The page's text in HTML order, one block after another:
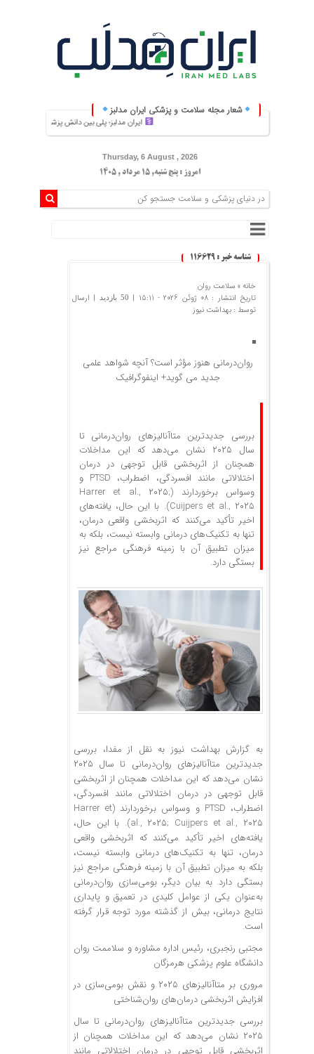
شعار مجله سلامت و پزشکی ایران مدلبز
ایران مدلبز؛ پلی بین دانش پزشکی و زندگی روزمره
Thursday, 6 August , 2026
امروز : پنج شنبه, ۱۵ مرداد , ۱۴۰۵
شناسه خبر : 116629
خانه » سلامت روان
تاریخ انتشار : 08 ژوئن 2026 - 15:11 |
50 بازدید
| ارسال
توسط : بهداشت نیوز
روان‌درمانی هنوز مؤثر است؟ آنچه شواهد علمی
جدید می گوید+ اینفوگرافیک
بررسی جدیدترین متاآنالیزهای روان‌درمانی تا
سال ۲۰۲۵ نشان می‌دهد که این مداخلات
همچنان از اثربخشی قابل توجهی در درمان
اختلالاتی مانند افسردگی، اضطراب، PTSD و
وسواس برخوردارند (Harrer et al., ۲۰۲۵;
Cuijpers et al., ۲۰۲۵). با این حال، یافته‌های
اخیر تأکید می‌کنند که اثربخشی واقعی درمان،
تنها به تکنیک‌های درمانی وابسته نیست، بلکه به
میزان تطبیق آن با زمینه فرهنگی مراجع نیز
بستگی دارد.
به گزارش بهداشت نیوز به نقل از مفدا، بررسی
جدیدترین متاآنالیزهای روان‌درمانی تا سال ۲۰۲۵
نشان می‌دهد که این مداخلات همچنان از اثربخشی
قابل توجهی در درمان اختلالاتی مانند افسردگی،
اضطراب، PTSD و وسواس برخوردارند (Harrer et
al., ۲۰۲۵; Cuijpers et al., ۲۰۲۵). با این حال،
یافته‌های اخیر تأکید می‌کنند که اثربخشی واقعی
درمان، تنها به تکنیک‌های درمانی وابسته نیست،
بلکه به میزان تطبیق آن با زمینه فرهنگی مراجع نیز
بستگی دارد. به بیان دیگر، بومی‌سازی روان‌درمانی
به‌عنوان یکی از عوامل کلیدی در تعمیق و پایداری
نتایج درمانی، بیش از گذشته مورد توجه قرار گرفته
است.
مجتبی رنجبری، رئیس اداره مشاوره و سلاممت روان
دانشگاه علوم پزشکی هرمزگان
مروری بر متاآنالیزهای ۲۰۲۵ و نقش بومی‌سازی در
افزایش اثربخشی درمان‌های روان‌شناختی
بررسی جدیدترین متاآنالیزهای روان‌درمانی تا سال
۲۰۲۵ نشان می‌دهد که این مداخلات همچنان از
اثربخشی قابل توجهی در درمان اختلالاتی مانند